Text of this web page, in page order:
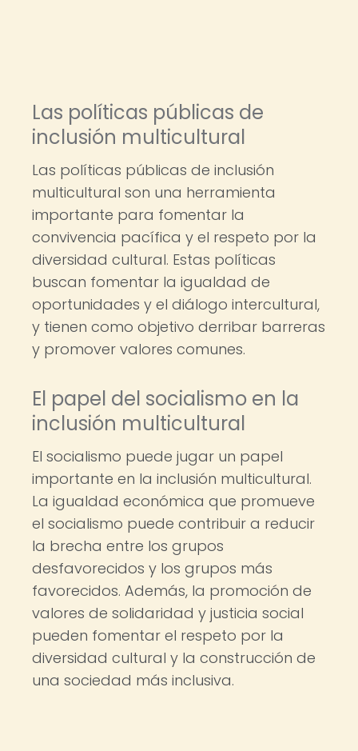
Las políticas públicas de
inclusión multicultural
Las políticas públicas de inclusión
multicultural son una herramienta
importante para fomentar la
convivencia pacífica y el respeto por la
diversidad cultural. Estas políticas
buscan fomentar la igualdad de
oportunidades y el diálogo intercultural,
y tienen como objetivo derribar barreras
y promover valores comunes.
El papel del socialismo en la
inclusión multicultural
El socialismo puede jugar un papel
importante en la inclusión multicultural.
La igualdad económica que promueve
el socialismo puede contribuir a reducir
la brecha entre los grupos
desfavorecidos y los grupos más
favorecidos. Además, la promoción de
valores de solidaridad y justicia social
pueden fomentar el respeto por la
diversidad cultural y la construcción de
una sociedad más inclusiva.